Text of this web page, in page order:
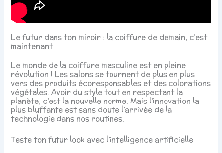
Le futur dans ton miroir : la coiffure de demain, c’est
maintenant
Le monde de la coiffure masculine est en pleine
révolution ! Les salons se tournent de plus en plus
vers des produits écoresponsables et des colorations
végétales. Avoir du style tout en respectant la
planète, c’est la nouvelle norme. Mais l’innovation la
plus bluffante est sans doute l’arrivée de la
technologie dans nos routines.
Teste ton futur look avec l’intelligence artificielle